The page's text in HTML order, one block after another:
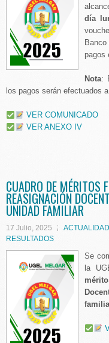
día
pagos
Nota:
los pagos serán efectuados
VER COMUNICADO
VER ANEXO IV
CUADRO DE MÉRITOS
REASIGNACIÓN
UNIDAD FAMILIAR
17 Julio, 2025 ACTUALIDAD
RESULTADOS
Se
la